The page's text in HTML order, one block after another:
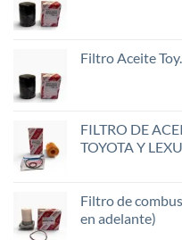
Filtro Aceite
FILTRO DE
TOYOTA Y
Filtro de
en adelante)